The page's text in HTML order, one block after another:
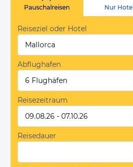
Pauschalreisen Nur Hotel
Reiseziel oder Hotel
Mallorca
Abflughafen
6 Flughäfen
Reisezeitraum
09.08.26 - 07.10.26
Reisedauer